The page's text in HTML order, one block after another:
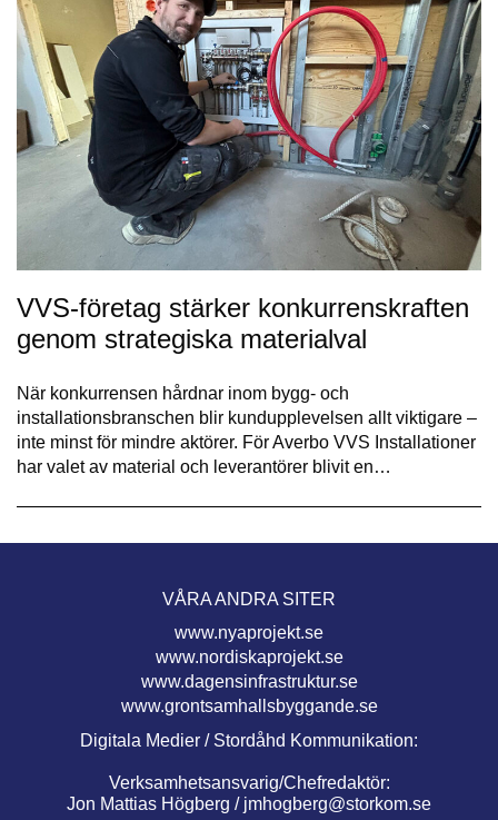
VVS-företag stärker konkurrenskraften
genom strategiska materialval
När konkurrensen hårdnar inom bygg- och
installationsbranschen blir kundupplevelsen allt viktigare –
inte minst för mindre aktörer. För Averbo VVS Installationer
har valet av material och leverantörer blivit en…
VÅRA ANDRA SITER
www.nyaprojekt.se
www.nordiskaprojekt.se
www.dagensinfrastruktur.se
www.grontsamhallsbyggande.se
Digitala Medier / Stordåhd Kommunikation:
Verksamhetsansvarig/Chefredaktör:
Jon Mattias Högberg / jmhogberg@storkom.se